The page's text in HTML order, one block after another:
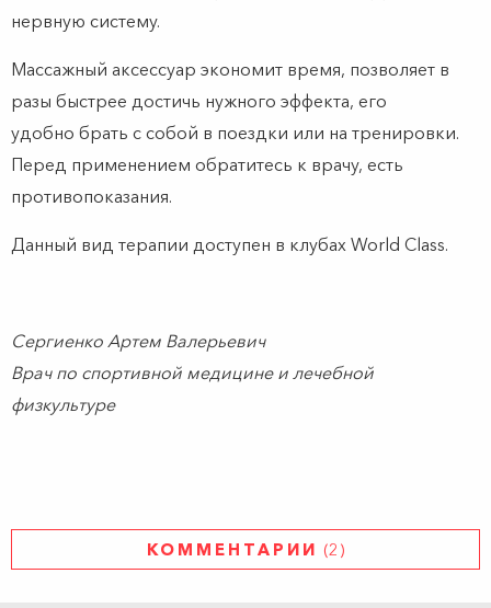
нервную систему.
Массажный аксессуар экономит время, позволяет в
разы быстрее достичь нужного эффекта, его
удобно брать с собой в поездки или на тренировки.
Перед применением обратитесь к врачу, есть
противопоказания.
Данный вид терапии доступен в клубах World Class.
Сергиенко Артем Валерьевич
Врач по спортивной медицине и лечебной
физкультуре
КОММЕНТАРИИ (2)